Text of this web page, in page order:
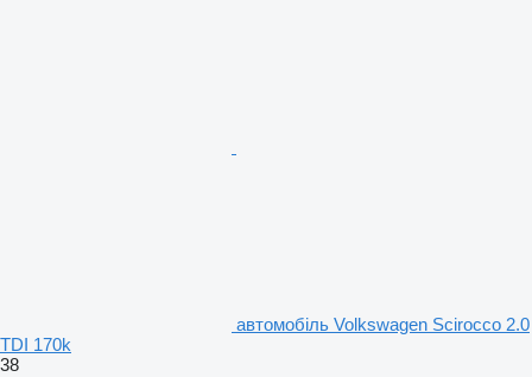
автомобіль Volkswagen Scirocco 2.0
TDI 170k
38